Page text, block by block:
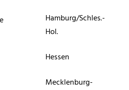
Hamburg/Schles.-
Hol.
Hessen
Mecklenburg-